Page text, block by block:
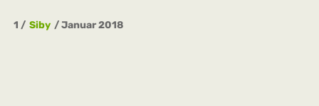
1 Siby Januar 2018